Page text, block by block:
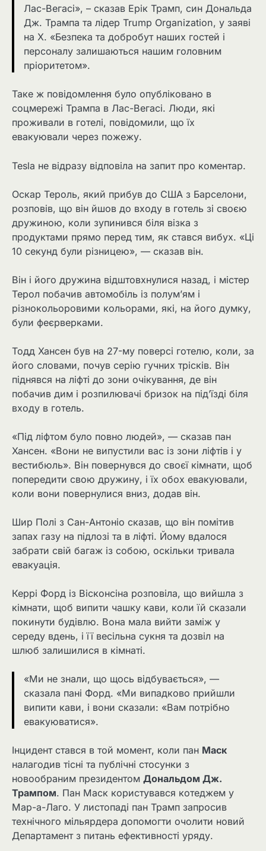
Лас-Вегасі», – сказав Ерік Трамп, син Дональда
Дж. Трампа та лідер Trump Organization, у заяві
на X. «Безпека та добробут наших гостей і
персоналу залишаються нашим головним
пріоритетом».
Таке ж повідомлення було опубліковано в
соцмережі Трампа в Лас-Вегасі. Люди, які
проживали в готелі, повідомили, що їх
евакуювали через пожежу.
Tesla не відразу відповіла на запит про коментар.
Оскар Тероль, який прибув до США з Барселони,
розповів, що він йшов до входу в готель зі своєю
дружиною, коли зупинився біля візка з
продуктами прямо перед тим, як стався вибух. «Ці
10 секунд були різницею», — сказав він.
Він і його дружина відштовхнулися назад, і містер
Терол побачив автомобіль із полум’ям і
різнокольоровими кольорами, які, на його думку,
були феєрверками.
Тодд Хансен був на 27-му поверсі готелю, коли, за
його словами, почув серію гучних трісків. Він
піднявся на ліфті до зони очікування, де він
побачив дим і розпилювачі бризок на під’їзді біля
входу в готель.
«Під ліфтом було повно людей», — сказав пан
Хансен. «Вони не випустили вас із зони ліфтів і у
вестибюль». Він повернувся до своєї кімнати, щоб
попередити свою дружину, і їх обох евакуювали,
коли вони повернулися вниз, додав він.
Шир Полі з Сан-Антоніо сказав, що він помітив
запах газу на підлозі та в ліфті. Йому вдалося
забрати свій багаж із собою, оскільки тривала
евакуація.
Керрі Форд із Вісконсіна розповіла, що вийшла з
кімнати, щоб випити чашку кави, коли їй сказали
покинути будівлю. Вона мала вийти заміж у
середу вдень, і її весільна сукня та дозвіл на
шлюб залишилися в кімнаті.
«Ми не знали, що щось відбувається», —
сказала пані Форд. «Ми випадково прийшли
випити кави, і вони сказали: «Вам потрібно
евакуюватися».
Інцидент стався в той момент, коли пан Маск
налагодив тісні та публічні стосунки з
новообраним президентом Дональдом Дж.
Трампом. Пан Маск користувався котеджем у
Мар-а-Лаго. У листопаді пан Трамп запросив
технічного мільярдера допомогти очолити новий
Департамент з питань ефективності уряду.